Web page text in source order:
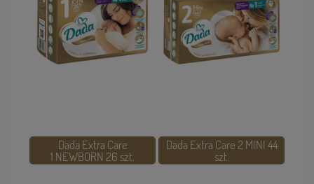
Dada Extra Care
1 NEWBORN 26 szt.
Dada Extra Care 2 MINI 44
szt.